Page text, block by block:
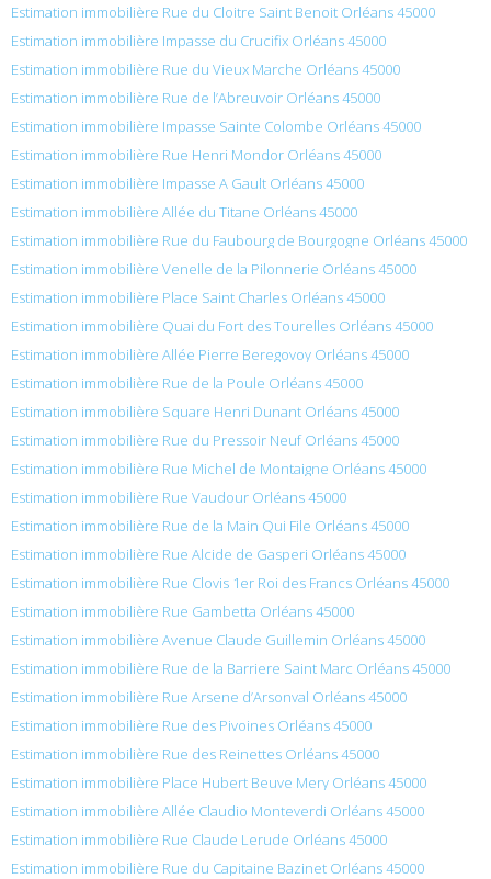
Estimation immobilière Rue du Cloitre Saint Benoit Orléans 45000
Estimation immobilière Impasse du Crucifix Orléans 45000
Estimation immobilière Rue du Vieux Marche Orléans 45000
Estimation immobilière Rue de l’Abreuvoir Orléans 45000
Estimation immobilière Impasse Sainte Colombe Orléans 45000
Estimation immobilière Rue Henri Mondor Orléans 45000
Estimation immobilière Impasse A Gault Orléans 45000
Estimation immobilière Allée du Titane Orléans 45000
Estimation immobilière Rue du Faubourg de Bourgogne Orléans 45000
Estimation immobilière Venelle de la Pilonnerie Orléans 45000
Estimation immobilière Place Saint Charles Orléans 45000
Estimation immobilière Quai du Fort des Tourelles Orléans 45000
Estimation immobilière Allée Pierre Beregovoy Orléans 45000
Estimation immobilière Rue de la Poule Orléans 45000
Estimation immobilière Square Henri Dunant Orléans 45000
Estimation immobilière Rue du Pressoir Neuf Orléans 45000
Estimation immobilière Rue Michel de Montaigne Orléans 45000
Estimation immobilière Rue Vaudour Orléans 45000
Estimation immobilière Rue de la Main Qui File Orléans 45000
Estimation immobilière Rue Alcide de Gasperi Orléans 45000
Estimation immobilière Rue Clovis 1er Roi des Francs Orléans 45000
Estimation immobilière Rue Gambetta Orléans 45000
Estimation immobilière Avenue Claude Guillemin Orléans 45000
Estimation immobilière Rue de la Barriere Saint Marc Orléans 45000
Estimation immobilière Rue Arsene d’Arsonval Orléans 45000
Estimation immobilière Rue des Pivoines Orléans 45000
Estimation immobilière Rue des Reinettes Orléans 45000
Estimation immobilière Place Hubert Beuve Mery Orléans 45000
Estimation immobilière Allée Claudio Monteverdi Orléans 45000
Estimation immobilière Rue Claude Lerude Orléans 45000
Estimation immobilière Rue du Capitaine Bazinet Orléans 45000